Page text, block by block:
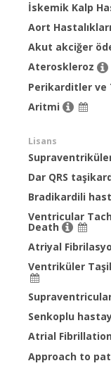
İskemik Kalp
Aort Hastalıkları
Akut akciğer
Ateroskleroz
Perikarditler ve
Aritmi
Lisans
Dar QRS
Bradikardili
Ventricular
Death
Atriyal
Ventriküler
Senkoplu
Atrial Fibrillation
Approach to